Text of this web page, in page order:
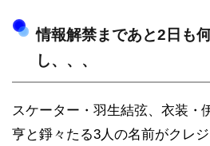
情報解禁まであと2日も
し、、、
スケーター・羽生結弦、衣装・
亨と錚々たる3人の名前がクレ